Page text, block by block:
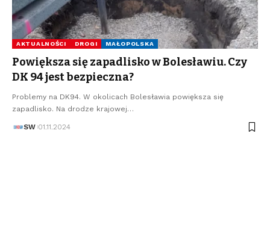
AKTUALNOŚCI DROGI MAŁOPOLSKA
Powiększa się zapadlisko w Bolesławiu. Czy
DK 94 jest bezpieczna?
Problemy na DK94. W okolicach Bolesławia powiększa się
zapadlisko. Na drodze krajowej…
SW 01.11.2024